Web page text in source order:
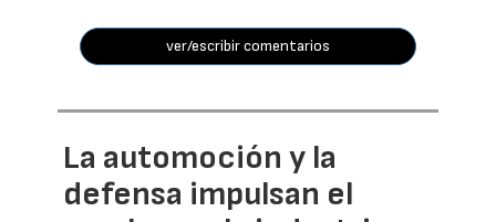
ver/escribir comentarios
La automoción y la
defensa impulsan el